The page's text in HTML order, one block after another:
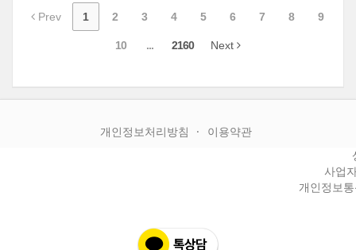
Prev 1 2 3 4 5 6 7 8 9
10 ... 2160 Next
개인정보처리방침
이용약관
사업
개인정보